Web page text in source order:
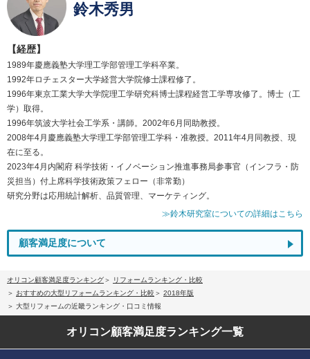
鈴木秀男
【経歴】
1989年慶應義塾大学理工学部管理工学科卒業。
1992年ロチェスター大学経営大学院修士課程修了。
1996年東京工業大学大学院理工学研究科博士課程経営工学専攻修了。博士（工
学）取得。
1996年筑波大学社会工学系・講師。2002年6月同助教授。
2008年4月慶應義塾大学理工学部管理工学科・准教授。2011年4月同教授、現
在に至る。
2023年4月内閣府 科学技術・イノベーション推進事務局参事官（インフラ・防
災担当）付上席科学技術政策フェロー（非常勤）
研究分野は応用統計解析、品質管理、マーケティング。
≫鈴木研究室についての詳細はこちら
顧客満足度について
オリコン顧客満足度ランキング
リフォームランキング・比較
おすすめの大型リフォームランキング・比較
2018年版
大型リフォームの近畿ランキング・口コミ情報
オリコン顧客満足度ランキング一覧